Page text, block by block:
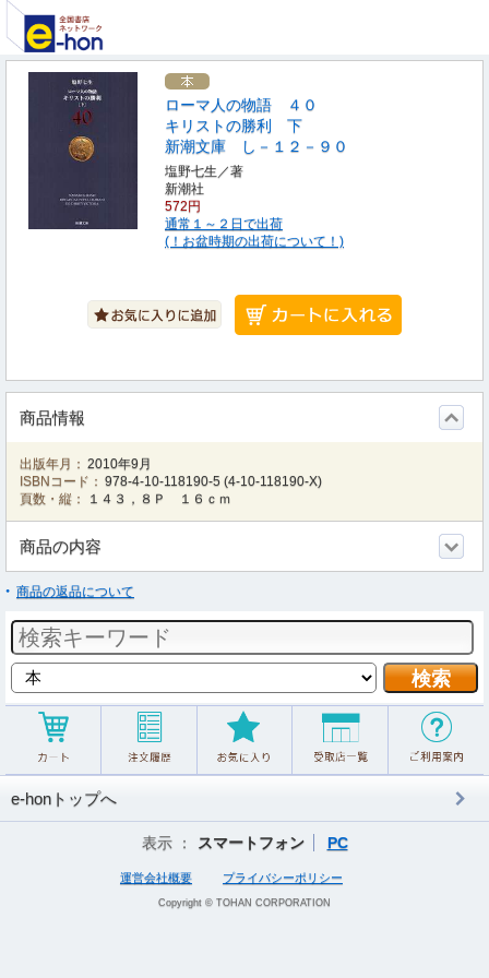
ローマ人の物語 ４０
キリストの勝利 下
新潮文庫 し－１２－９０
塩野七生／著
新潮社
572円
通常１～２日で出荷
(！お盆時期の出荷について！)
商品情報
出版年月： 2010年9月
ISBNコード： 978-4-10-118190-5 (4-10-118190-X)
頁数・縦：
１４３，８Ｐ １６ｃｍ
商品の内容
商品の返品について
e-honトップへ
表示 ： スマートフォン PC
運営会社概要 プライバシーポリシー
Copyright © TOHAN CORPORATION